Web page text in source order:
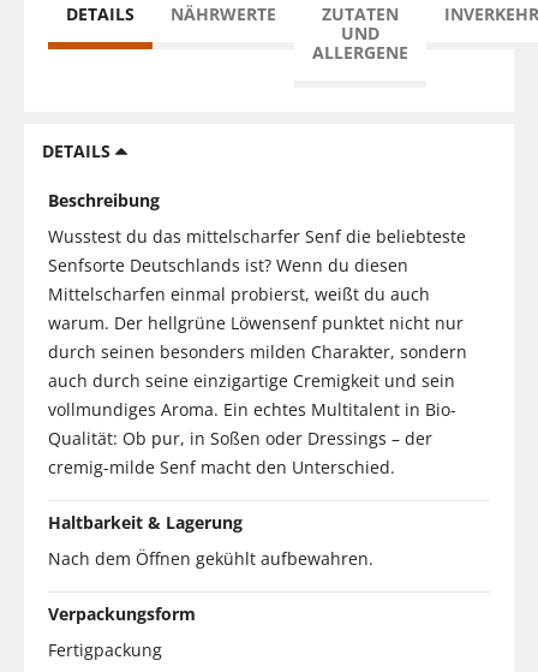
DETAILS NÄHRWERTE
ZUTATEN
UND
ALLERGENE
DETAILS
Beschreibung
Wusstest du das mittelscharfer Senf die beliebteste
Senfsorte Deutschlands ist? Wenn du diesen
Mittelscharfen einmal probierst, weißt du auch
warum. Der hellgrüne Löwensenf punktet nicht nur
durch seinen besonders milden Charakter, sondern
auch durch seine einzigartige Cremigkeit und sein
vollmundiges Aroma. Ein echtes Multitalent in Bio-
Qualität: Ob pur, in Soßen oder Dressings – der
cremig-milde Senf macht den Unterschied.
Haltbarkeit & Lagerung
Nach dem Öffnen gekühlt aufbewahren.
Verpackungsform
Fertigpackung